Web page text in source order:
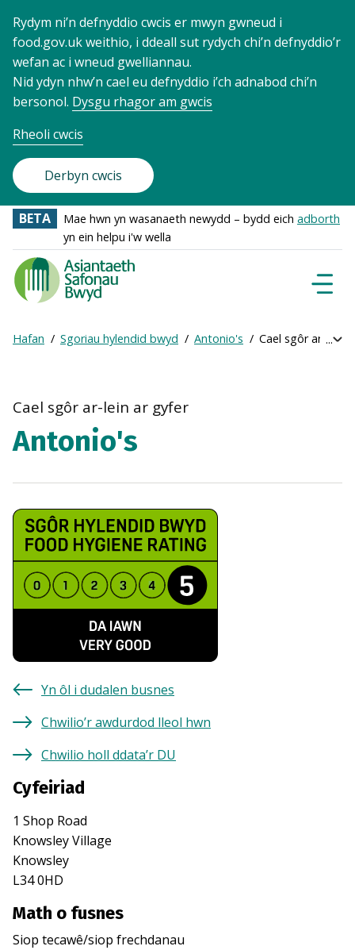
Rydym ni’n defnyddio cwcis er mwyn gwneud i
food.gov.uk weithio, i ddeall sut rydych chi’n defnyddio’r
wefan ac i wneud gwelliannau.
Nid ydyn nhw’n cael eu defnyddio i’ch adnabod chi’n
bersonol. Dysgu rhagor am gwcis
Rheoli cwcis
Derbyn cwcis
BETA Mae hwn yn wasanaeth newydd – bydd eich adborth
yn ein helpu i'w wella
Food
Standards
Agency
Frontpage
Breadcrumb
Hafan Sgoriau hylendid bwyd Antonio's Cael sgôr ar-lein
Cael sgôr ar-lein ar gyfer
Antonio's
Yn ôl i dudalen busnes
Chwilio’r awdurdod lleol hwn
Chwilio holl ddata’r DU
Cyfeiriad
1 Shop Road
Knowsley Village
Knowsley
L34 0HD
Math o fusnes
Siop tecawê/siop frechdanau